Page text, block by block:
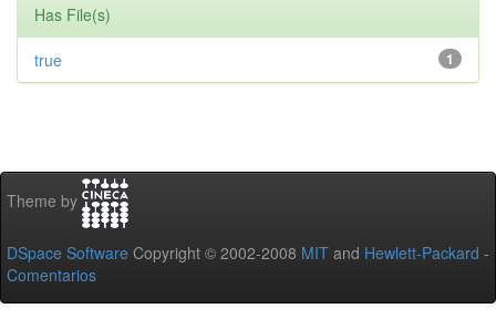
Has File(s)
1
true
Theme by
DSpace Software Copyright © 2002-2008 MIT and Hewlett-Packard -
Comentarios